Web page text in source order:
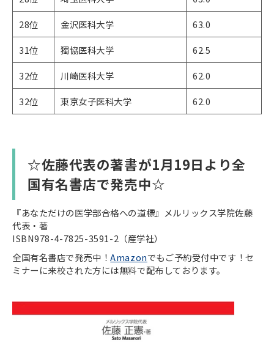
28位
金沢医科大学
63.0
31位
獨協医科大学
62.5
32位
川崎医科大学
62.0
32位
東京女子医科大学 62.0
☆佐藤代表の著書が1月19日より全
国有名書店で発売中☆
『あなただけの医学部合格への道標』メルリックス学院佐藤
代表・著
ISBN978-4-7825-3591-2（産学社）
全国有名書店で発売中！Amazonでもご予約受付中です！セ
ミナーに来校された方には無料で配布しております。